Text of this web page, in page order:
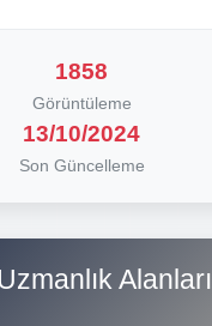
1858
Görüntüleme
13/10/2024
Son Güncelleme
Alanları